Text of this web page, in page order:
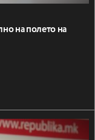
на полето на